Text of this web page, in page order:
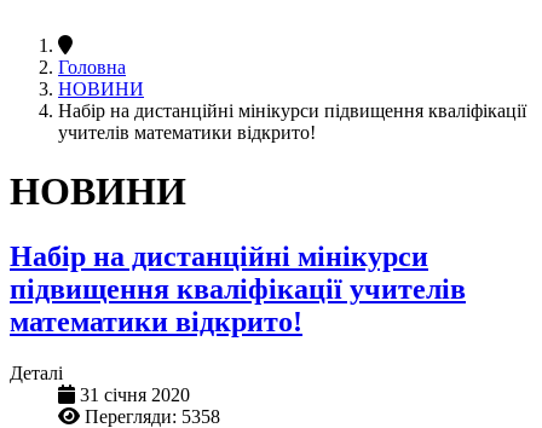
Головна
НОВИНИ
Набір на дистанційні мінікурси підвищення кваліфікації
учителів математики відкрито!
НОВИНИ
Набір на дистанційні мінікурси
підвищення кваліфікації учителів
математики відкрито!
Деталі
31 січня 2020
Перегляди: 5358